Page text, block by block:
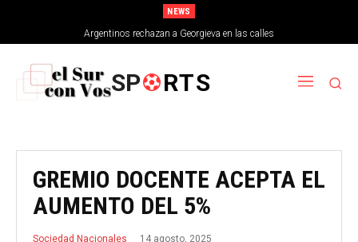
NEWS
Argentinos rechazan a Georgieva en las calles
SP RTS
GREMIO DOCENTE ACEPTA EL
AUMENTO DEL 5%
Sociedad Nacionales 14 agosto, 2025